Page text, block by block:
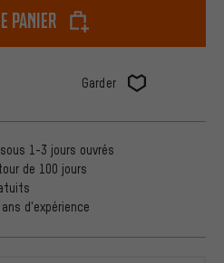
panier
Garder
1-3 jours ouvrés
de 100 jours
d'expérience